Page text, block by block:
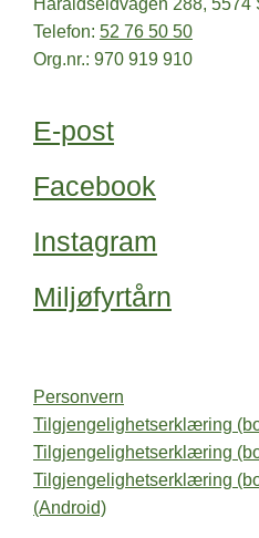
Telefon: 52 76 50 50
Org.nr.: 970 919 910
E-post
Facebook
Instagram
Miljøfyrtårn
Personvern
Tilgjengelighetserklæring
Tilgjengelighetserklæring
Tilgjengelighetserklæring
(Android)